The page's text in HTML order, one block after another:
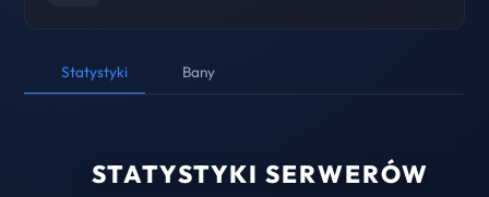
Statystyki Bany
STATYSTYKI SERWERÓW